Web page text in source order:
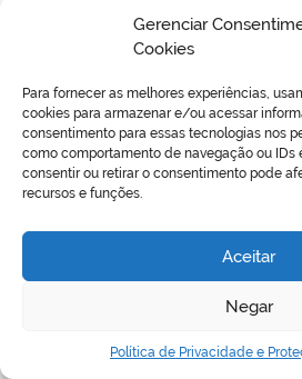
Gerenciar
Cookies
Para fornecer as melhores experiências,
cookies para armazenar e/ou acessar
consentimento para essas tecnologias nos
como comportamento de navegação ou IDs
consentir ou retirar o consentimento pode
recursos e funções.
Aceitar
Negar
Política de Privacidade e
REDES